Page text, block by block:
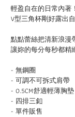
輕盈自在的日常內著
V型三角杯剛好露出
點點蕾絲把清新浪漫
讓妳的每分每秒都精
- 無鋼圈
- 可調不可拆式肩帶
- 0.5CM舒適輕薄胸墊
- 四排三釦
- 單件販售